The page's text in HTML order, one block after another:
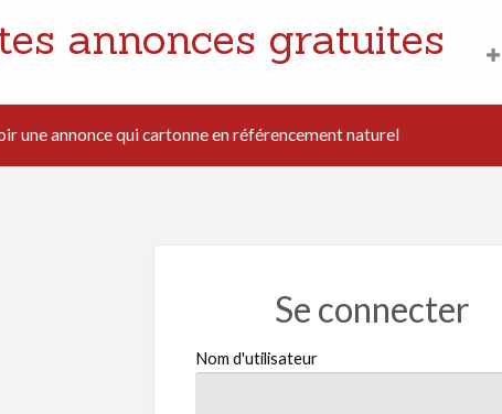
annonces gratuites
une annonce qui cartonne en référencement naturel
Se connecter
Nom d'utilisateur